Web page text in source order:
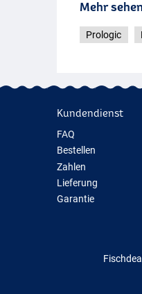
Mehr sehen
Prologic
Kundendienst
FAQ
Bestellen
Zahlen
Lieferung
Garantie